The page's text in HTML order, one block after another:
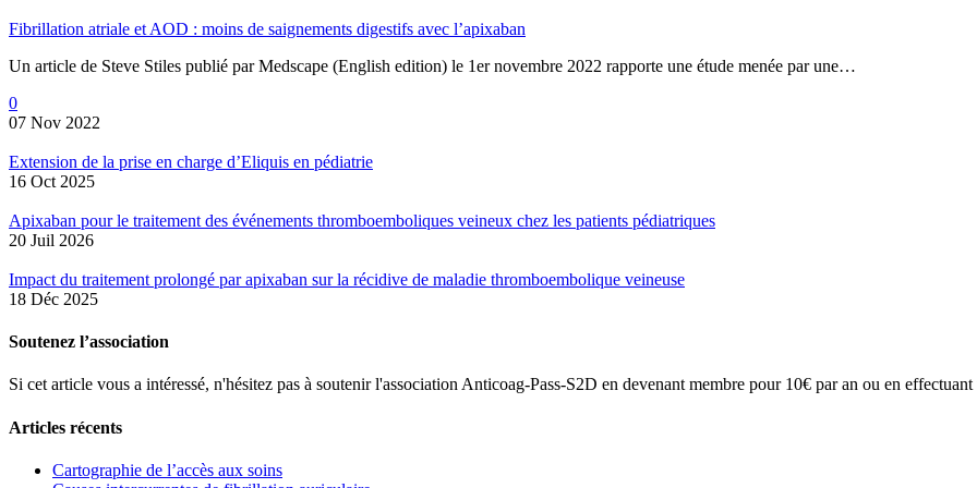
Fibrillation atriale et AOD : moins de saignements digestifs avec l’apixaban
Un article de Steve Stiles publié par Medscape (English edition) le 1er novembre 2022 rapporte une étude menée par une…
0
07 Nov 2022
Extension de la prise en charge d’Eliquis en pédiatrie
16 Oct 2025
Apixaban pour le traitement des événements thromboemboliques veineux chez les patients pédiatriques
20 Juil 2026
Impact du traitement prolongé par apixaban sur la récidive de maladie thromboembolique veineuse
18 Déc 2025
Soutenez l’association
Si cet article vous a intéressé, n'hésitez pas à soutenir l'association Anticoag-Pass-S2D en devenant membre pour 10€ par an ou en
Articles récents
Cartographie de l’accès aux soins